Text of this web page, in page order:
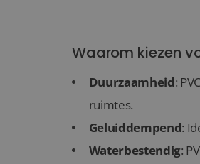
Waarom kiezen
Duurzaamheid:
ruimtes.
Geluiddempend:
Waterbestendig: